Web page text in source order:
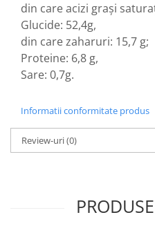
Paine ambalata
Chifle
Colaci festivi
Snack-uri sărate
Covrigi de Buzau
Crochete
Arpacas si pesmet
din care acizi grași
Glucide: 52,4g,
din care zaharuri: 15,7 g;
Proteine: 6,8 g,
Sare: 0,7g.
Informatii conformitate produs
Review-uri(0)